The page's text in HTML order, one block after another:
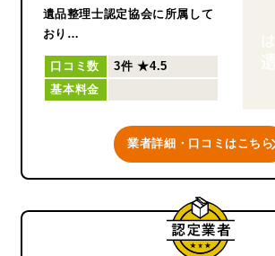
遺品整理士認定協会に所属して
おり
遺品整理士が在籍しています。
口コミ数
3件 ★4.5
基本料金
業者詳細・口コミはこちら